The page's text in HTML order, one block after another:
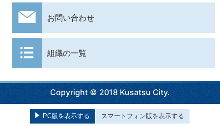
お問い合わせ
組織の一覧
Copyright © 2018 Kusatsu City.
PC版を表示する スマートフォン版を表示する